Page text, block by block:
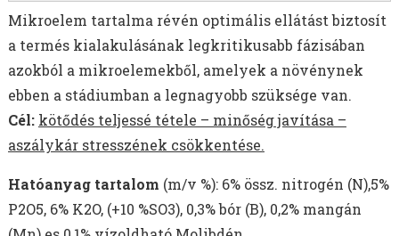
Mikroelem tartalma révén optimális ellátást biztosít
a termés kialakulásának legkritikusabb fázisában
azokból a mikroelemekből, amelyek a növénynek
ebben a stádiumban a legnagyobb szüksége van.
Cél: kötődés teljessé tétele – minőség javítása –
aszálykár stresszének csökkentése.
Hatóanyag tartalom (m/v %): 6% össz. nitrogén (N),5%
P2O5, 6% K2O, (+10 %SO3), 0,3% bór (B), 0,2% mangán